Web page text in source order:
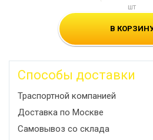
шт
В
Способы доставки
Траспортной компанией
Доставка по Москве
Самовывоз со склада